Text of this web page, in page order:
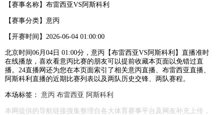
【赛事名称】 布雷西亚VS阿斯科利
【赛事分类】 意丙
【开赛时间】 2026-06-04 01:00:00
北京时间06月04日 01:00分，意丙【布雷西亚VS阿斯科利】直播准时
在线播放，喜欢看意丙比赛的朋友可以提前收藏本页面以免错过直
播。24直播网还为您在本页面索引了相关意丙直播、布雷西亚直播、
阿斯科利直播的近期比赛列表以及两队历史交锋、两队赛程。
本场标签： 意丙 布雷西亚 阿斯科利
本网提供的导航链接搜集整理自各大体育赛事平台及网友补充上传，